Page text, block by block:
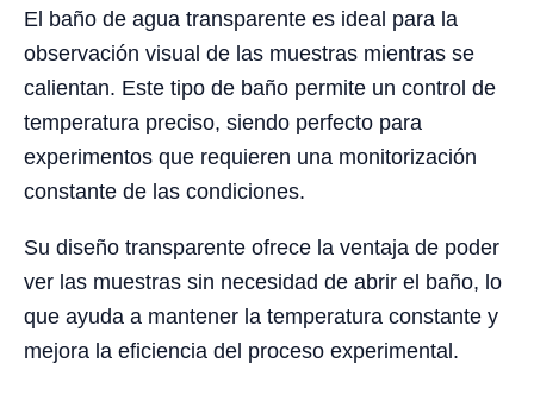
El baño de agua transparente es ideal para la
observación visual de las muestras mientras se
calientan. Este tipo de baño permite un control de
temperatura preciso, siendo perfecto para
experimentos que requieren una monitorización
constante de las condiciones.
Su diseño transparente ofrece la ventaja de poder
ver las muestras sin necesidad de abrir el baño, lo
que ayuda a mantener la temperatura constante y
mejora la eficiencia del proceso experimental.